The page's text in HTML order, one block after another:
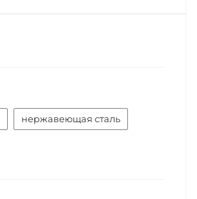
нержавеющая сталь